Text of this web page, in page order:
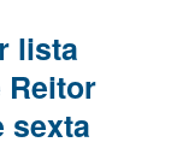
lista
Reitor
sexta